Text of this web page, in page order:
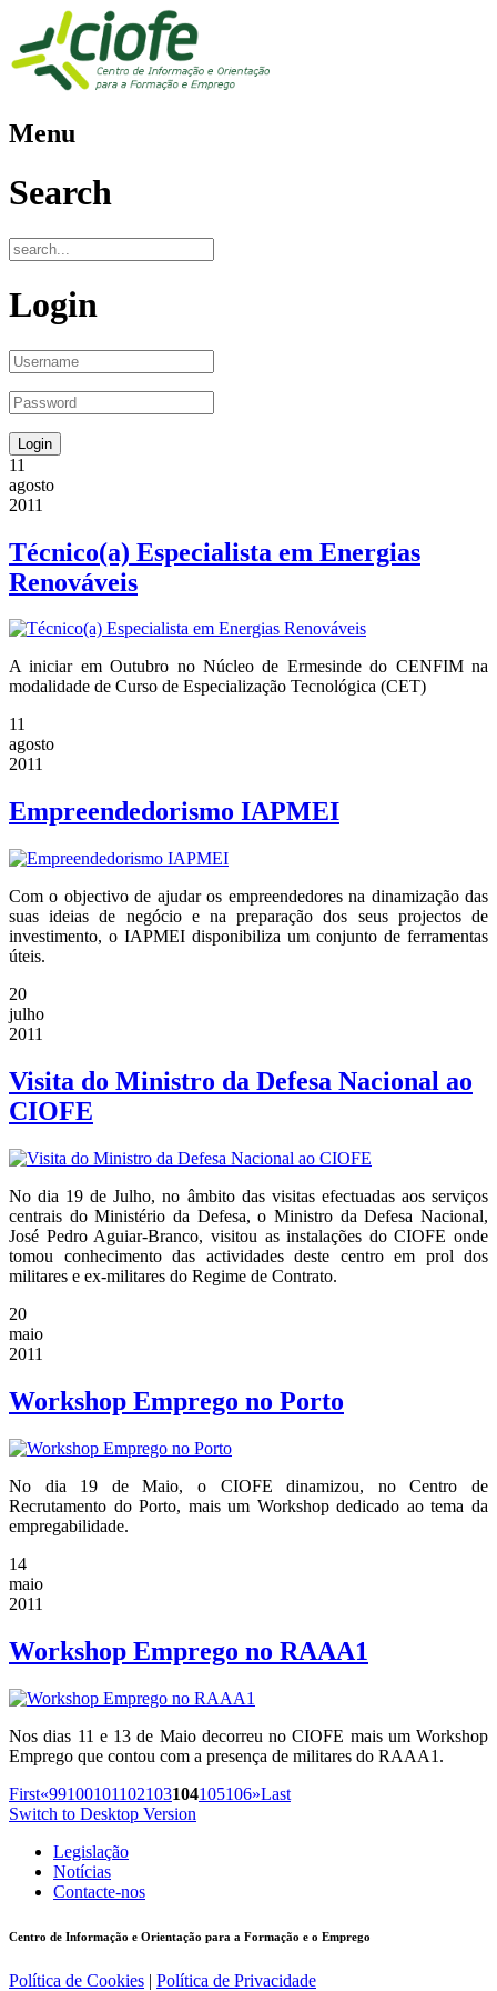
Menu
Search
Login
11
agosto
2011
Técnico(a) Especialista em Energias
Renováveis
A iniciar em Outubro no Núcleo de Ermesinde do CENFIM na
modalidade de Curso de Especialização Tecnológica (CET)
11
agosto
2011
Empreendedorismo IAPMEI
Com o objectivo de ajudar os empreendedores na dinamização das
suas ideias de negócio e na preparação dos seus projectos de
investimento, o IAPMEI disponibiliza um conjunto de ferramentas
úteis.
20
julho
2011
Visita do Ministro da Defesa Nacional ao
CIOFE
No dia 19 de Julho, no âmbito das visitas efectuadas aos serviços
centrais do Ministério da Defesa, o Ministro da Defesa Nacional,
José Pedro Aguiar-Branco, visitou as instalações do CIOFE onde
tomou conhecimento das actividades deste centro em prol dos
militares e ex-militares do Regime de Contrato.
20
maio
2011
Workshop Emprego no Porto
No dia 19 de Maio, o CIOFE dinamizou, no Centro de
Recrutamento do Porto, mais um Workshop dedicado ao tema da
empregabilidade.
14
maio
2011
Workshop Emprego no RAAA1
Nos dias 11 e 13 de Maio decorreu no CIOFE mais um Workshop
Emprego que contou com a presença de militares do RAAA1.
First«99100101102103104105106»Last
Switch to Desktop Version
Legislação
Notícias
Contacte-nos
Centro de Informação e Orientação para a Formação e o Emprego
Política de Cookies | Política de Privacidade